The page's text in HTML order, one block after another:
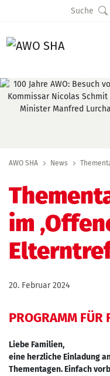
Suche
AWO SHA News
im
20. Februar 2024
PROGRAMM FÜR
Liebe Familien,
eine herzliche Einladung
Thementagen. Einfach